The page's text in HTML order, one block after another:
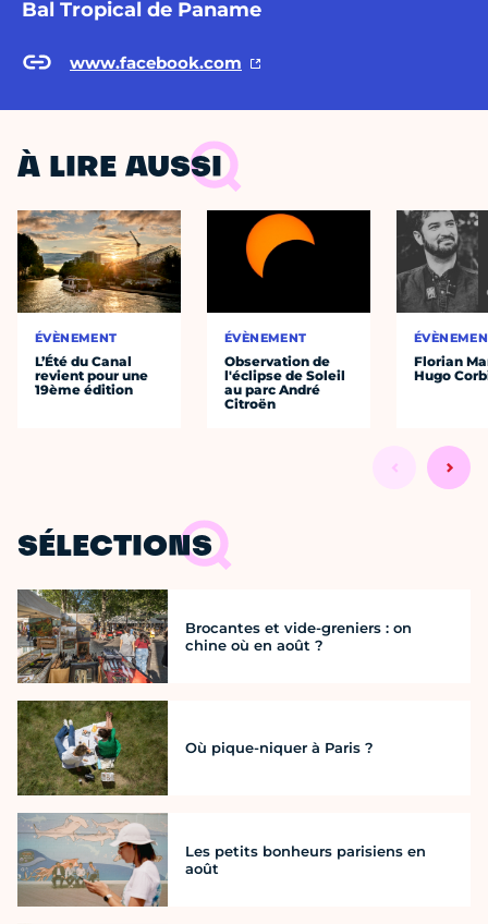
Bal Tropical de Paname
www.facebook.com
À LIRE AUSSI
ÉVÈNEMENT
L’Été du Canal
revient pour une
19ème édition
ÉVÈNEMENT
Observation de
l'éclipse de Soleil
au parc André
Citroën
Florian
Hugo
SÉLECTIONS
Brocantes et vide-greniers : on
chine où en août ?
Où pique-niquer à Paris ?
Les petits bonheurs parisiens en
août